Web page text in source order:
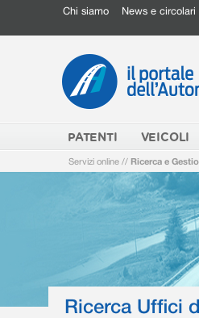
Chi siamo News e circolari
PATENTI VEICOLI
Servizi online // Ricerca e
Ricerca Uffici